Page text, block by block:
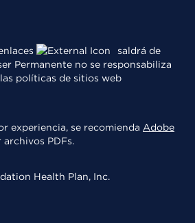
saldrá de
Permanente no se responsabiliza
políticas de sitios web
experiencia, se recomienda Adobe
archivos PDFs.
Health Plan, Inc.